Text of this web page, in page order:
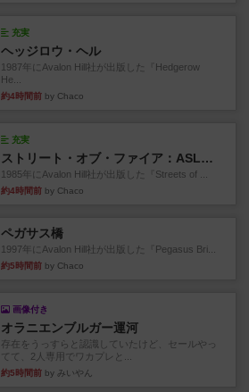
充実
ヘッジロウ・ヘル
1987年にAvalon Hill社が出版した『Hedgerow
He...
約4時間前 by Chaco
充実
ストリート・オブ・ファイア：ASLデラックスモジュール1
1985年にAvalon Hill社が出版した『Streets of ...
約4時間前 by Chaco
ペガサス橋
1997年にAvalon Hill社が出版した『Pegasus Bri...
約5時間前 by Chaco
画像付き
オラニエンブルガー運河
存在をうっすらと認識していたけど、セールやっ
てて、2人専用でワカプレと...
約5時間前 by みいやん